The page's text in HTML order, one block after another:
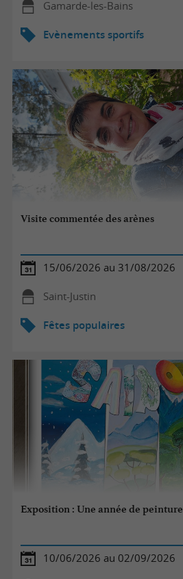
Gamarde-les-Bains
Evènements sportifs
Visite commentée des arènes
15/06/2026 au 31/08/2026
Saint-Justin
Fêtes populaires
Exposition : Une année de peinture
10/06/2026 au 02/09/2026